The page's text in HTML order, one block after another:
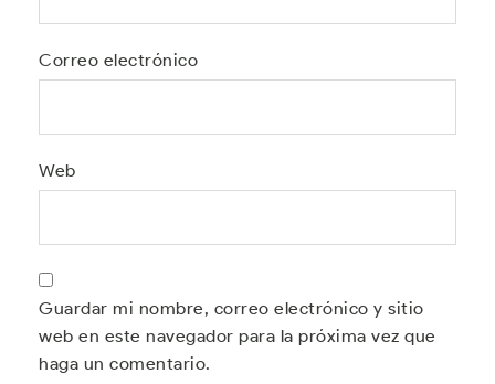
Correo electrónico
Web
Guardar mi nombre, correo electrónico y sitio
web en este navegador para la próxima vez que
haga un comentario.